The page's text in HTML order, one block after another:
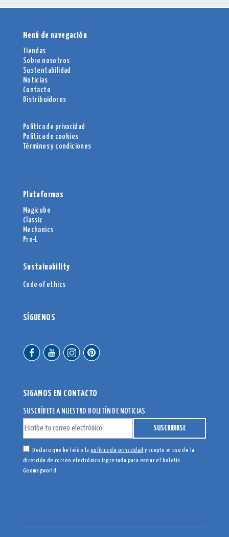
Menú de navegación
Tiendas
Sobre nosotros
Sustentabilidad
Noticias
Contacto
Distribuidores
Política de privacidad
Política de cookies
Términos y condiciones
Plataformas
Magicube
Classic
Mechanics
Pro-L
Sustainability
Code of ethics
SÍGUENOS
SIGAMOS EN CONTACTO
SUSCRÍBETE A NUESTRO BOLETÍN DE NOTICIAS
Declaro que he leído la política de privacidad y acepto el uso de la
dirección de correo electrónico ingresada para enviar el boletín
Geomagworld.